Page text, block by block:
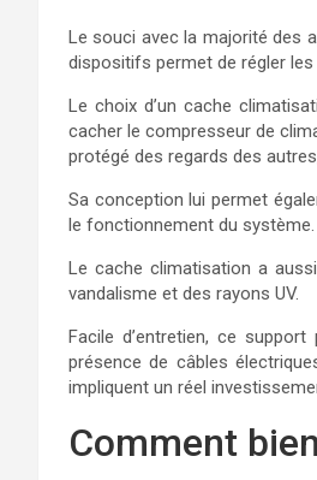
Le souci avec la majorité des
dispositifs permet de régler
Le choix d’un cache
cacher le compresseur de
protégé des regards des
Sa conception lui permet
le fonctionnement du système.
Le cache climatisation a
vandalisme et des rayons UV.
Facile d’entretien, ce
présence de câbles
impliquent un réel
Comment